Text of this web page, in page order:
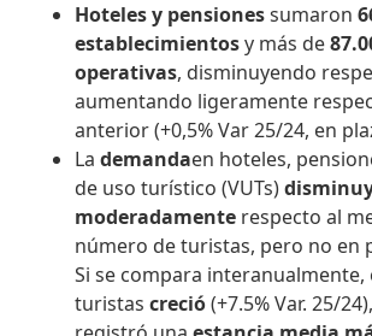
Hoteles y pensionessumaron
establecimientosy más de
operativas, disminuyendo
aumentando ligeramente
anterior (+0,5% Var 25/24, en
Lademandaen hoteles,
de uso turístico (VUTs)
moderadamente respecto al
número de turistas, pero no en
Si se compara
turistascreció(+7.5% Var. 25/